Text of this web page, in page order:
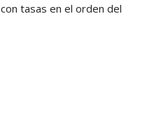
con tasas en el orden del